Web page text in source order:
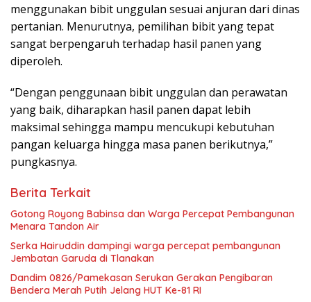
menggunakan bibit unggulan sesuai anjuran dari dinas
pertanian. Menurutnya, pemilihan bibit yang tepat
sangat berpengaruh terhadap hasil panen yang
diperoleh.
“Dengan penggunaan bibit unggulan dan perawatan
yang baik, diharapkan hasil panen dapat lebih
maksimal sehingga mampu mencukupi kebutuhan
pangan keluarga hingga masa panen berikutnya,”
pungkasnya.
Berita Terkait
Gotong Royong Babinsa dan Warga Percepat Pembangunan
Menara Tandon Air
Serka Hairuddin dampingi warga percepat pembangunan
Jembatan Garuda di Tlanakan
Dandim 0826/Pamekasan Serukan Gerakan Pengibaran
Bendera Merah Putih Jelang HUT Ke-81 RI